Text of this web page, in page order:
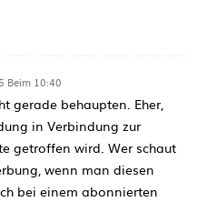
Beim 10:40
gerade behaupten. Eher,
in Verbindung zur
getroffen wird. Wer schaut
wenn man diesen
bei einem abonnierten